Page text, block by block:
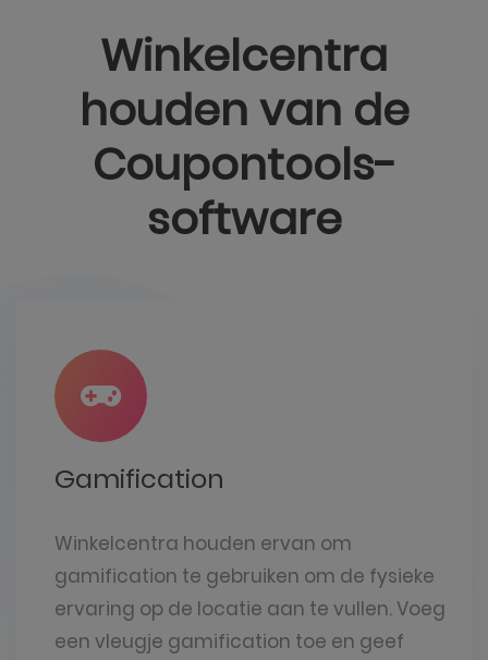
Winkelcentra
houden van de
Coupontools-
software
Gamification
Winkelcentra houden ervan om
gamification te gebruiken om de fysieke
ervaring op de locatie aan te vullen. Voeg
een vleugje gamification toe en geef